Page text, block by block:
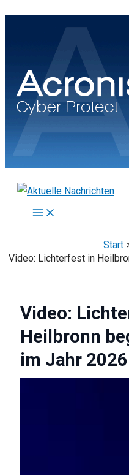
Zum
Start
Video: Lichterfest in
Video:
Heilbronn
im Jahr 2026